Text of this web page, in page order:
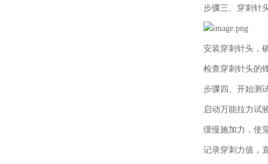
步骤三、 穿刺针
安装穿刺针头，
检查穿刺针头的
步骤四、 开始测
启动万能拉力试
缓慢施加力，使
记录穿刺力值，